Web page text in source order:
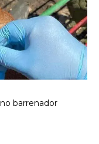
barrenador